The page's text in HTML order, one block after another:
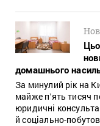
домашнього
За минулий рік на
майже пʼять тисяч
юридичні
й соціально-